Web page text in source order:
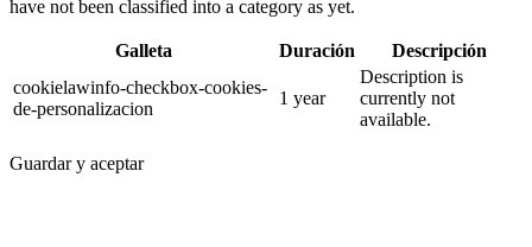
have not been classified into a category as yet.
Galleta Duración
Descripción
cookielawinfo-checkbox-cookies-
de-personalizacion
1 year
Description is
currently not
available.
Guardar y aceptar